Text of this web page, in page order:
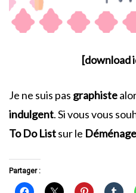
[download
Je ne suis pas graphiste
indulgent. Si vous vous
To Do Listsur le
Partager :